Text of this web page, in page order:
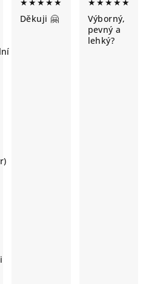
Děkuji 🤗
Výborný,
pevný a
lehký?